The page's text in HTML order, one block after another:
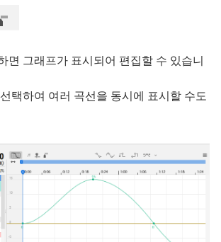
면 그래프가 표시되어 편집할 수 있습니
택하여 여러 곡선을 동시에 표시할 수도